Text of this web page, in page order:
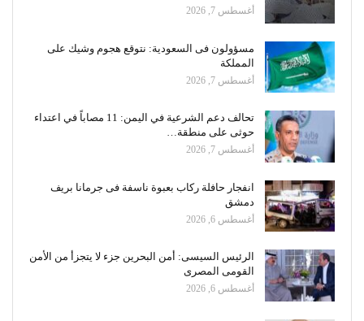
أغسطس 7, 2026
مسؤولون فى السعودية: نتوقع هجوم وشيك على
المملكة
أغسطس 7, 2026
تحالف دعم الشرعية في اليمن: 11 مصاباً في اعتداء
حوثى على منطقة…
أغسطس 7, 2026
انفجار حافلة ركاب بعبوة ناسفة فى جرمانا بريف
دمشق
أغسطس 6, 2026
الرئيس السيسى: أمن البحرين جزء لا يتجزأ من الأمن
القومى المصرى
أغسطس 6, 2026